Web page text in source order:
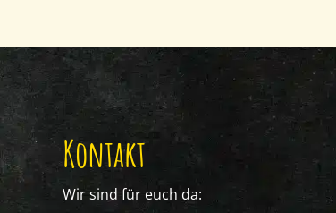
Kontakt
Wir sind für euch da: